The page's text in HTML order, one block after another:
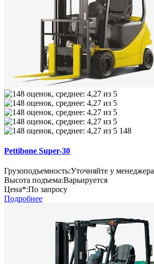
148
Pettibone Super-30
Грузоподъемность:Уточняйте у менеджера
Высота подъема:Варьируется
Цена*:По запросу
Подробнее